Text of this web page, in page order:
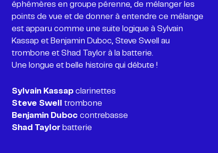
éphémères en groupe pérenne, de mélanger les
points de vue et de donner à entendre ce mélange
est apparu comme une suite logique à Sylvain
Kassap et Benjamin Duboc, Steve Swell au
trombone et Shad Taylor à la batterie.
Une longue et belle histoire qui débute !
Sylvain Kassap
Steve Swell
Benjamin Duboc
Shad Taylor batterie